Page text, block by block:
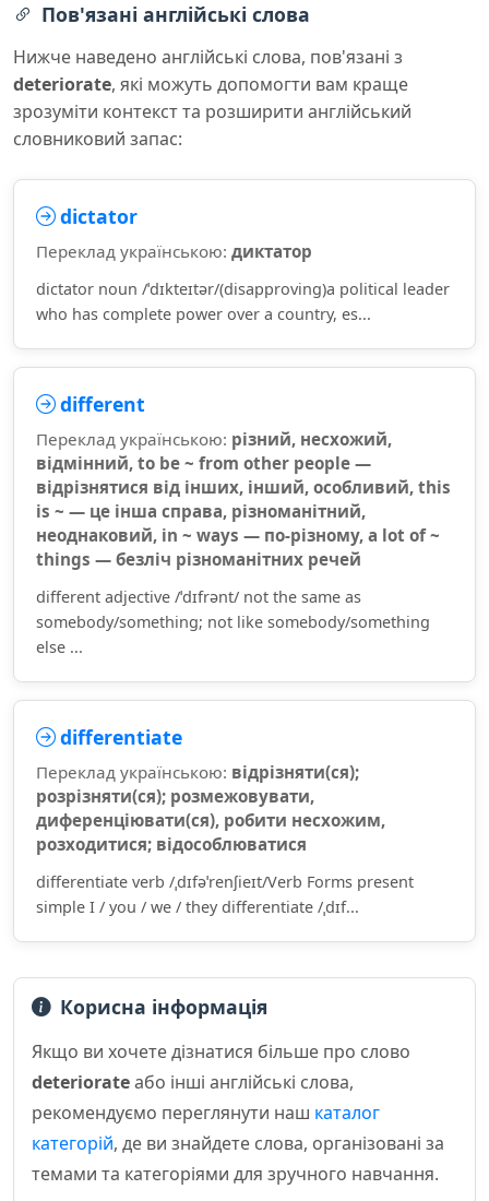
Пов'язані англійські слова
Нижче наведено англійські слова, пов'язані з
deteriorate, які можуть допомогти вам краще
зрозуміти контекст та розширити англійський
словниковий запас:
dictator
Переклад українською: диктатор
dictator noun /ˈdɪkteɪtər/(disapproving)a political leader
who has complete power over a country, es...
different
Переклад українською: різний, несхожий,
відмінний, to be ~ from other people —
відрізнятися від інших, інший, особливий, this
is ~ — це інша справа, різноманітний,
неоднаковий, in ~ ways — по-різному, a lot of ~
things — безліч різноманітних речей
different adjective /ˈdɪfrənt/ not the same as
somebody/something; not like somebody/something
else ...
differentiate
Переклад українською: відрізняти(ся);
розрізняти(ся); розмежовувати,
диференціювати(ся), робити несхожим,
розходитися; відособлюватися
differentiate verb /ˌdɪfəˈrenʃieɪt/Verb Forms present
simple I / you / we / they differentiate /ˌdɪf...
Корисна інформація
Якщо ви хочете дізнатися більше про слово
deteriorateабо інші англійські слова,
рекомендуємо переглянути наш каталог
категорій, де ви знайдете слова, організовані за
темами та категоріями для зручного навчання.